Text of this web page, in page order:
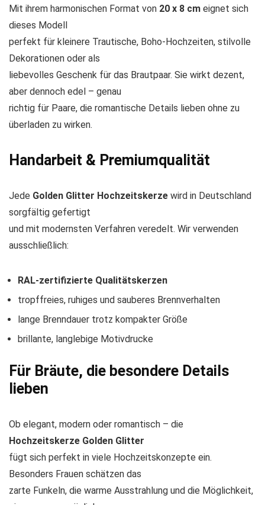
Mit ihrem harmonischen Format von 20 x 8 cm eignet sich
dieses Modell
perfekt für kleinere Trautische, Boho-Hochzeiten, stilvolle
Dekorationen oder als
liebevolles Geschenk für das Brautpaar. Sie wirkt dezent,
aber dennoch edel – genau
richtig für Paare, die romantische Details lieben ohne zu
überladen zu wirken.
Handarbeit & Premiumqualität
Jede Golden Glitter Hochzeitskerze wird in Deutschland
sorgfältig gefertigt
und mit modernsten Verfahren veredelt. Wir verwenden
ausschließlich:
RAL-zertifizierte Qualitätskerzen
tropffreies, ruhiges und sauberes Brennverhalten
lange Brenndauer trotz kompakter Größe
brillante, langlebige Motivdrucke
Für Bräute, die besondere Details
lieben
Ob elegant, modern oder romantisch – die
Hochzeitskerze Golden Glitter
fügt sich perfekt in viele Hochzeitskonzepte ein.
Besonders Frauen schätzen das
zarte Funkeln, die warme Ausstrahlung und die Möglichkeit,